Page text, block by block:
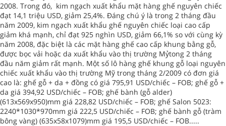
2008. Trong đó, kim ngạch xuất khẩu mặt hàng ghế nguyên chiếc
đạt 14,1 triệu USD, giảm 25,4%. Đáng chú ý là trong 2 tháng đầu
năm 2009, kim ngạch xuất khẩu ghế nguyên chiếc loại cao cấp
giảm khá mạnh, chỉ đạt 925 nghìn USD, giảm 66,1% so với cùng kỳ
năm 2008, đặc biệt là các mặt hàng ghế cao cấp khung bằng gỗ,
được bọc vải hoặc da xuất khẩu vào thị trường Mỷtong 2 tháng
đầu năm giảm rất mạnh. Một số lô hàng ghế khung gỗ loại nguyên
chiếc xuất khẩu vào thị trường Mỹ trong tháng 2/2009 có đơn giá
cao là: ghế gỗ + da + đồng có giá 795,91 USD/chiếc – FOB; ghế gỗ +
da giá 394,92 USD/chiếc – FOB; ghế bành (gỗ alder)
(613x569x950)mm giá 228,82 USD/chiếc – FOB; ghế Salon 5023:
2240*1030*970mm giá 222,5 USD/chiếc – FOB; ghế bành gỗ (tràm
bông vàng) (635x58x1079)mm giá 195,5 USD/chiếc – FOB.....